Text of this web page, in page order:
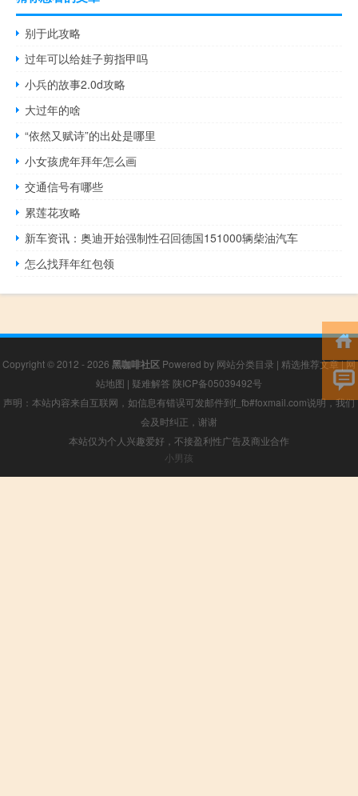
别于此攻略
过年可以给娃子剪指甲吗
小兵的故事2.0d攻略
大过年的啥
“依然又赋诗”的出处是哪里
小女孩虎年拜年怎么画
交通信号有哪些
累莲花攻略
新车资讯：奥迪开始强制性召回德国151000辆柴油汽车
怎么找拜年红包领
Copyright © 2012 - 2026 黑咖啡社区 Powered by 网站分类目录 | 精选推荐文章|网
站地图 | 疑难解答 陕ICP备05039492号
声明：本站内容来自互联网，如信息有错误可发邮件到f_fb#foxmail.com说明，我们
会及时纠正，谢谢
本站仅为个人兴趣爱好，不接盈利性广告及商业合作
小男孩